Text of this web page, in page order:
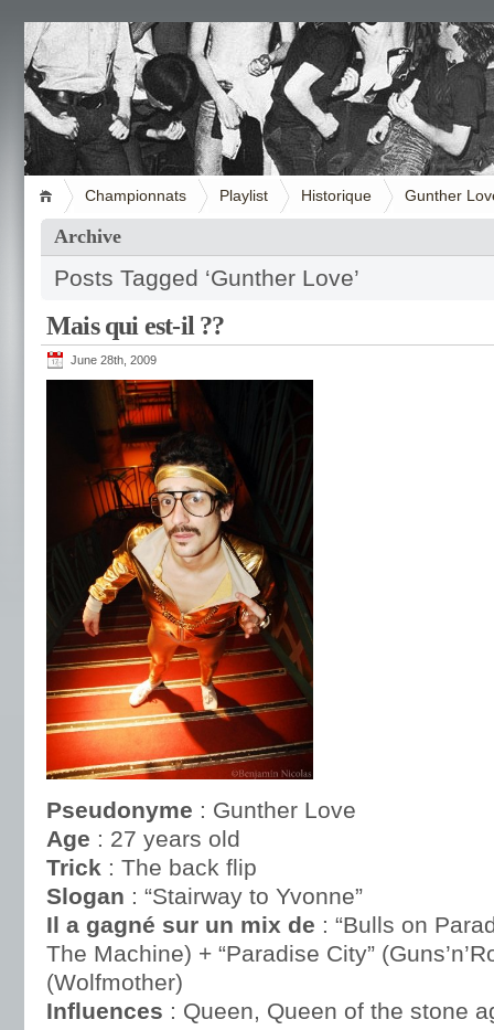
Championnats Playlist Historique Gunther
Archive
Posts Tagged ‘Gunther Love’
Mais qui est-il ??
June 28th, 2009
Pseudonyme : Gunther Love
Age : 27 years old
Trick : The back flip
Slogan : “Stairway to Yvonne”
Il a gagné sur un mix de : “Bulls on
The Machine) + “Paradise City”
(Wolfmother)
Influences : Queen, Queen of the stone